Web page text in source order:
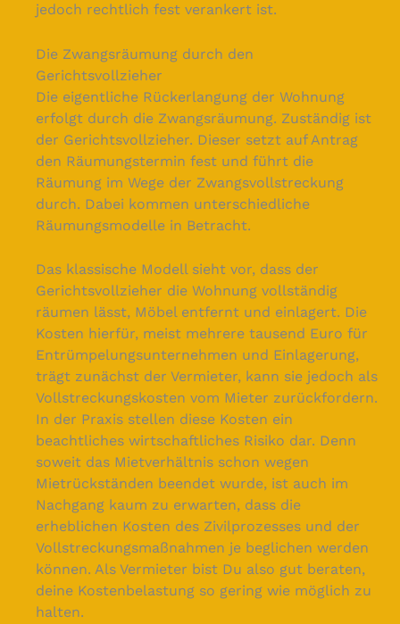
jedoch rechtlich fest verankert ist.
Die Zwangsräumung durch den
Gerichtsvollzieher
Die eigentliche Rückerlangung der Wohnung
erfolgt durch die Zwangsräumung. Zuständig ist
der Gerichtsvollzieher. Dieser setzt auf Antrag
den Räumungstermin fest und führt die
Räumung im Wege der Zwangsvollstreckung
durch. Dabei kommen unterschiedliche
Räumungsmodelle in Betracht.
Das klassische Modell sieht vor, dass der
Gerichtsvollzieher die Wohnung vollständig
räumen lässt, Möbel entfernt und einlagert. Die
Kosten hierfür, meist mehrere tausend Euro für
Entrümpelungsunternehmen und Einlagerung,
trägt zunächst der Vermieter, kann sie jedoch als
Vollstreckungskosten vom Mieter zurückfordern.
In der Praxis stellen diese Kosten ein
beachtliches wirtschaftliches Risiko dar. Denn
soweit das Mietverhältnis schon wegen
Mietrückständen beendet wurde, ist auch im
Nachgang kaum zu erwarten, dass die
erheblichen Kosten des Zivilprozesses und der
Vollstreckungsmaßnahmen je beglichen werden
können. Als Vermieter bist Du also gut beraten,
deine Kostenbelastung so gering wie möglich zu
halten.